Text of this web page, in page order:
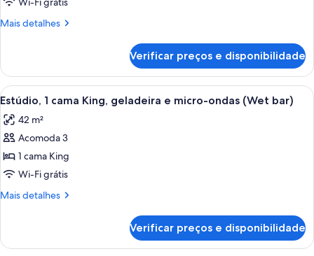
Hearing)
1
MICROW/
WET
BAR
STDIO
STE
NS
Mais detalhes
Mais
KING
FRIDGE/
MICROW/
BAR
STDIO
NS
Verificar preços e disponibilidade
Carrega
todas
as
fotos
de
Estúdio,
1
geladeira
Quarto de hotel moderno com uma
7
Estúdio, 1 cama King, geladeira e micro-ondas (Wet bar)
42 m²
Acomoda 3
1 cama King
Wi-Fi grátis
Mais detalhes
Mais
1
Verificar preços e disponibilidade